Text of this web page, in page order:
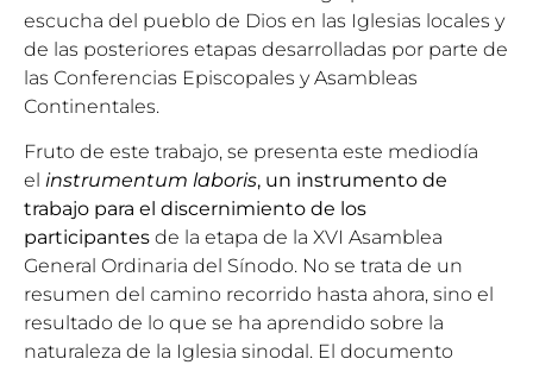
escucha del pueblo de Dios en las Iglesias locales y
de las posteriores etapas desarrolladas por parte de
las Conferencias Episcopales y Asambleas
Continentales.
Fruto de este trabajo, se presenta este mediodía
el instrumentum laboris, un instrumento de
trabajo para el discernimiento de los
participantes de la etapa de la XVI Asamblea
General Ordinaria del Sínodo. No se trata de un
resumen del camino recorrido hasta ahora, sino el
resultado de lo que se ha aprendido sobre la
naturaleza de la Iglesia sinodal. El documento